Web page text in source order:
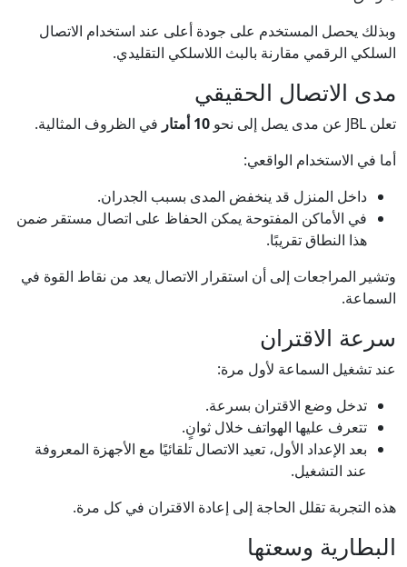
وبذلك يحصل المستخدم على جودة أعلى عند استخدام الاتصال
السلكي الرقمي مقارنة بالبث اللاسلكي التقليدي.
مدى الاتصال الحقيقي
تعلن JBL عن مدى يصل إلى نحو 10 أمتار
في الظروف المثالية.
أما في الاستخدام الواقعي:
داخل المنزل قد ينخفض المدى بسبب الجدران.
في الأماكن المفتوحة يمكن الحفاظ على اتصال مستقر ضمن
هذا النطاق تقريبًا.
وتشير المراجعات إلى أن استقرار الاتصال يعد من نقاط القوة في
السماعة.
سرعة الاقتران
عند تشغيل السماعة لأول مرة:
تدخل وضع الاقتران بسرعة.
تتعرف عليها الهواتف خلال ثوانٍ.
بعد الإعداد الأول، تعيد الاتصال تلقائيًا مع الأجهزة المعروفة
عند التشغيل.
هذه التجربة تقلل الحاجة إلى إعادة الاقتران في كل مرة.
البطارية وسعتها